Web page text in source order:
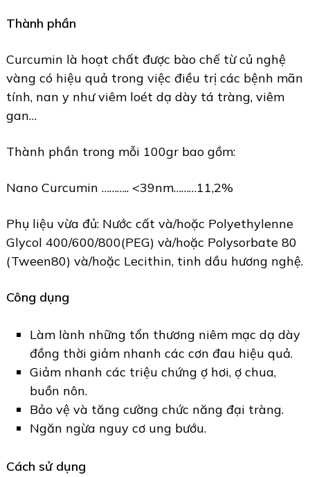
Thành phần
Curcumin là hoạt chất được bào chế từ củ nghệ
vàng có hiệu quả trong việc điều trị các bệnh mãn
tính, nan y như viêm loét dạ dày tá tràng, viêm
gan…
Thành phần trong mỗi 100gr bao gồm:
Nano Curcumin ……….. <39nm………11,2%
Phụ liệu vừa đủ: Nước cất và/hoặc Polyethylenne
Glycol 400/600/800(PEG) và/hoặc Polysorbate 80
(Tween80) và/hoặc Lecithin, tinh dầu hương nghệ.
Công dụng
Làm lành những tổn thương niêm mạc dạ dày
đồng thời giảm nhanh các cơn đau hiệu quả.
Giảm nhanh các triệu chứng ợ hơi, ợ chua,
buồn nôn.
Bảo vệ và tăng cường chức năng đại tràng.
Ngăn ngừa nguy cơ ung bướu.
Cách sử dụng